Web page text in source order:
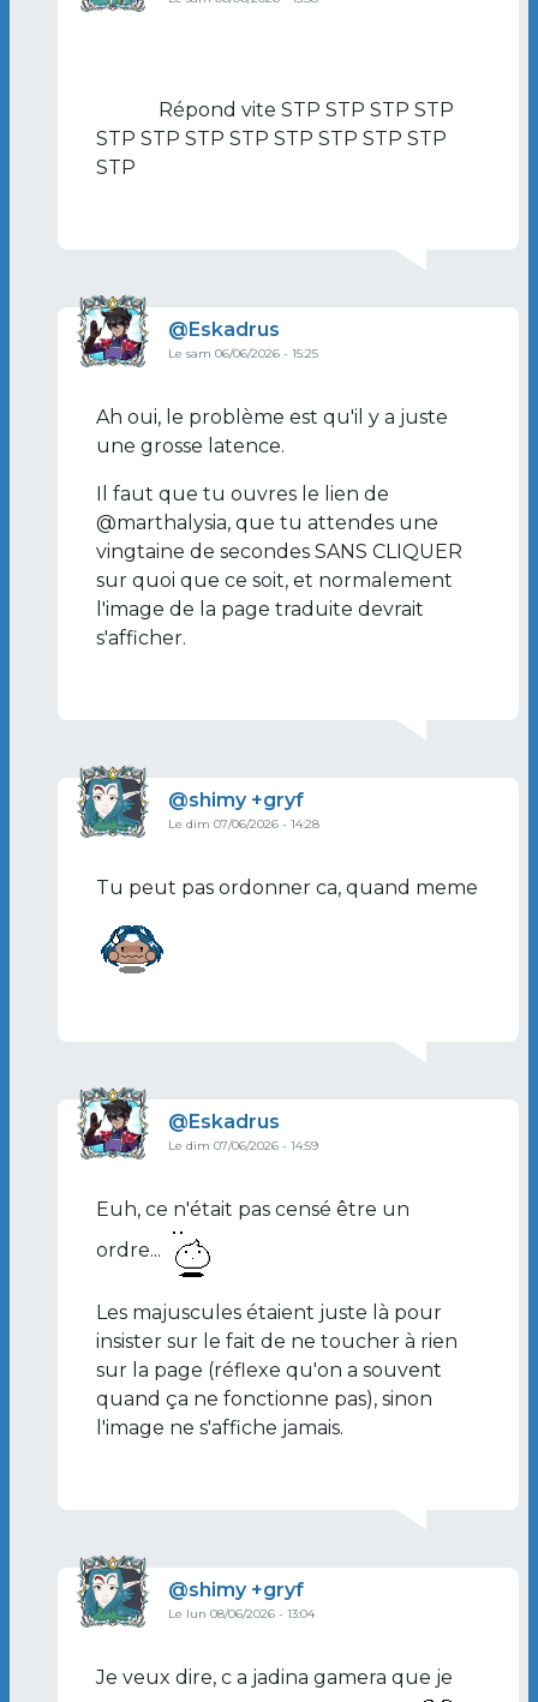
Répond vite STP STP STP STP
STP STP STP STP STP STP STP STP
STP
Image de profil
Eskadrus
Le sam 06/06/2026 - 15:25
Ah oui, le problème est qu'il y a juste
une grosse latence.
Il faut que tu ouvres le lien de
@marthalysia, que tu attendes une
vingtaine de secondes SANS CLIQUER
sur quoi que ce soit, et normalement
l'image de la page traduite devrait
s'afficher.
Image de profil
shimy +gryf
Le dim 07/06/2026 - 14:28
Tu peut pas ordonner ca, quand meme
Image de profil
Eskadrus
Le dim 07/06/2026 - 14:59
Euh, ce n'était pas censé être un
ordre...
Les majuscules étaient juste là pour
insister sur le fait de ne toucher à rien
sur la page (réflexe qu'on a souvent
quand ça ne fonctionne pas), sinon
l'image ne s'affiche jamais.
Image de profil
shimy +gryf
Le lun 08/06/2026 - 13:04
Je veux dire, c a jadina gamera que je